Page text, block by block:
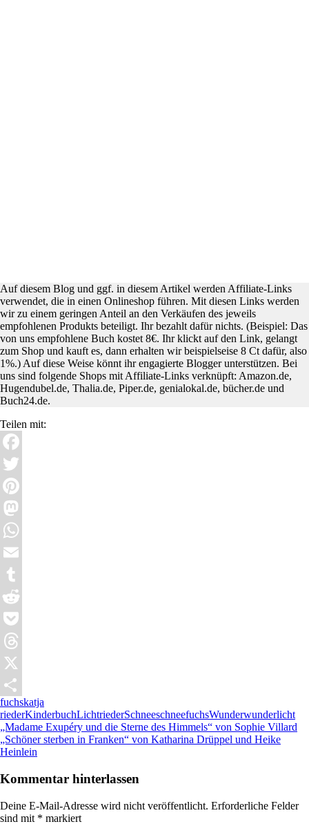
Auf diesem Blog und ggf. in diesem Artikel werden Affiliate-Links
verwendet, die in einen Onlineshop führen. Mit diesen Links werden
wir zu einem geringen Anteil an den Verkäufen des jeweils
empfohlenen Produkts beteiligt. Ihr bezahlt dafür nichts. (Beispiel: Das
von uns empfohlene Buch kostet 8€. Ihr klickt auf den Link, gelangt
zum Shop und kauft es, dann erhalten wir beispielseise 8 Ct dafür, also
1%.) Auf diese Weise könnt ihr engagierte Blogger unterstützen. Bei
uns sind folgende Shops mit Affiliate-Links verknüpft: Amazon.de,
Hugendubel.de, Thalia.de, Piper.de, genialokal.de, bücher.de und
Buch24.de.
Teilen mit:
Facebook
Twitter
Pinterest
Mastodon
WhatsApp
Email
Tumblr
Reddit
Pocket
Threads
X
Teilen
fuchskatja
riederKinderbuchLichtriederSchneeschneefuchsWunderwunderlicht
Beitragsnavigation
Vorheriger
Beitrag:
„Madame Exupéry und die Sterne des Himmels“ von Sophie Villard
Nächster
Beitrag:
„Schöner sterben in Franken“ von Katharina Drüppel und Heike
Heinlein
Kommentar hinterlassen
Deine E-Mail-Adresse wird nicht veröffentlicht. Erforderliche Felder
sind mit * markiert